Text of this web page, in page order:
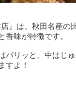
』は、秋田名産の
香味が特徴です。
パリッと、中はじ
すよ！